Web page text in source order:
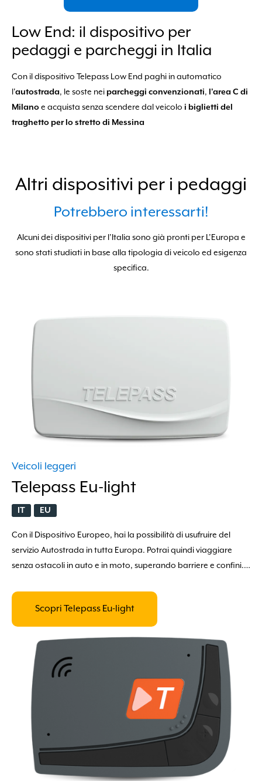
Low End: il dispositivo per
pedaggi e parcheggi in Italia
Con il dispositivo Telepass Low End paghi in automatico
l'autostrada, le soste nei parcheggi convenzionati, l'area C di
Milanoe acquista senza scendere dal veicolo i biglietti del
traghetto per lo stretto di Messina
Altri dispositivi per i pedaggi
Potrebbero interessarti!
Alcuni dei dispositivi per l’Italia sono già pronti per L’Europa e
sono stati studiati in base alla tipologia di veicolo ed esigenza
specifica.
Veicoli leggeri
Telepass Eu-light
IT EU
Con il Dispositivo Europeo, hai la possibilità di usufruire del
servizio Autostrada in tutta Europa. Potrai quindi viaggiare
senza ostacoli in auto e in moto, superando barriere e confini.
Scopri Telepass Eu-light